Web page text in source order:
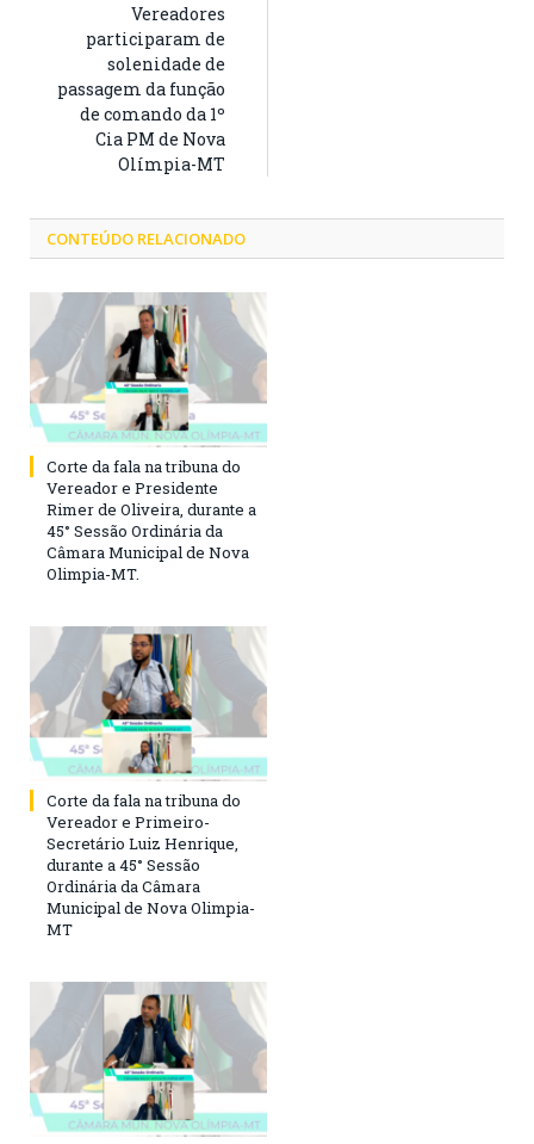
Vereadores
participaram de
solenidade de
passagem da função
de comando da 1º
Cia PM de Nova
Olímpia-MT
CONTEÚDO RELACIONADO
Corte da fala na tribuna do
Vereador e Presidente
Rimer de Oliveira, durante a
45° Sessão Ordinária da
Câmara Municipal de Nova
Olimpia-MT.
Corte da fala na tribuna do
Vereador e Primeiro-
Secretário Luiz Henrique,
durante a 45° Sessão
Ordinária da Câmara
Municipal de Nova Olimpia-
MT